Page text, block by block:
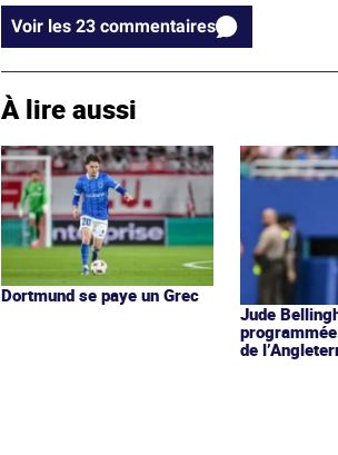
Voir les 23 commentaires
À lire aussi
Dortmund se paye un Grec
Jude
de